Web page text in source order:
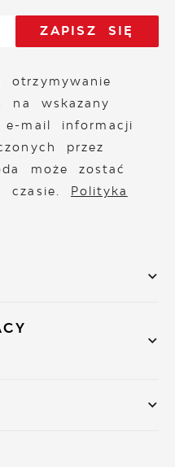
otrzymywanie
na wskazany
mail informacji
przez
może zostać
czasie. Polityka